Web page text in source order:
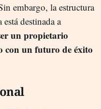
embargo, la estructura
destinada a
un propietario
con un futuro de éxito